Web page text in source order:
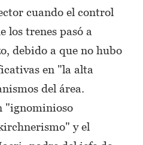
cuando el control
los trenes pasó a
debido a que no hubo
en "la alta
del área.
"ignominioso
y el